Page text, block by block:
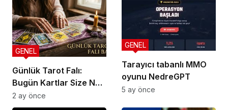
Markalarının Zamlı
Fiyat Listesi
Günlük Tarot Falı:
Bugün Kartlar Size Ne
Söylüyor?
GENEL
2 ay önce
Tarayıcı tabanlı MMO
oyunu NedreGPT
GENEL
5 ay önce